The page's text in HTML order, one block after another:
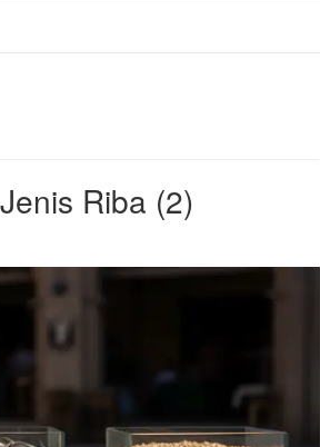
Riba (2)